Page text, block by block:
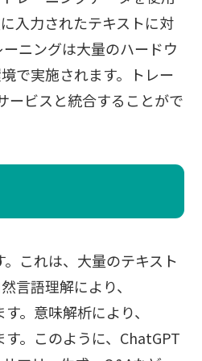
入力されたテキストに対
ニングは大量のハードウ
で実施されます。トレー
ービスと統合することがで
これは、大量のテキスト
言語理解により、
。意味解析により、
。このように、ChatGPT